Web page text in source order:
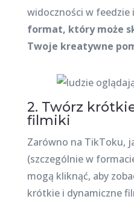
widoczności w feedzie
format, który może
Twoje kreatywne
2. Twórz
filmiki
Zarówno na TikToku,
(szczególnie w
mogą kliknąć, aby
krótkie i dynamiczne